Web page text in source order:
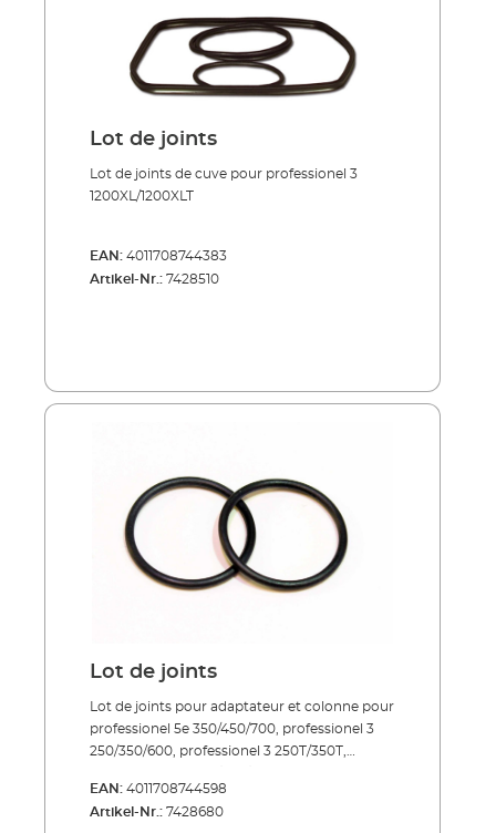
Lot de joints
Lot de joints de cuve pour professionel 3
1200XL/1200XLT
EAN: 4011708744383
Artikel-Nr.: 7428510
Lot de joints
Lot de joints pour adaptateur et colonne pour
professionel 5e 350/450/700, professionel 3
250/350/600, professionel 3 250T/350T,
600T, professionel 4+ 250/350/600,
professionel 4+ 250T/350T, professionel 4e+
EAN: 4011708744598
Artikel-Nr.: 7428680